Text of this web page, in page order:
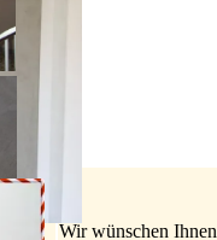
Wir wünschen